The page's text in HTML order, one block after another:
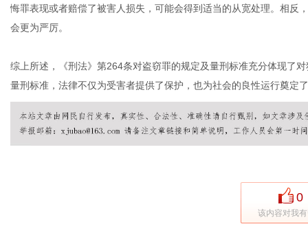
悔罪表现或者赔偿了被害人损失，可能会得到适当的从宽处理。相反
会更为严厉。
综上所述，《刑法》第264条对盗窃罪的规定及量刑标准充分体现了
量刑标准，法律不仅为受害者提供了保护，也为社会的良性运行奠定
0
该内容对我